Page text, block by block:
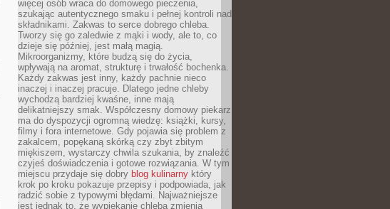
więcej osób wraca do domowego pieczenia,
szukając autentycznego smaku i pełnej kontroli nad
składnikami. Zakwas to serce dobrego chleba.
Tworzy się go zaledwie z mąki i wody, ale to, co
dzieje się później, jest małą magią.
Mikroorganizmy, które budzą się do życia,
wpływają na aromat, strukturę i trwałość bochenka.
Każdy zakwas jest inny, każdy pachnie nieco
inaczej i inaczej pracuje. Dlatego jedne chleby
wychodzą bardziej kwaśne, inne mają
delikatniejszy smak. Współczesny domowy piekarz
ma do dyspozycji ogromną wiedzę: książki, kursy,
filmy i fora internetowe. Gdy pojawia się problem z
zakalcem, popękaną skórką czy zbyt zbitym
miękiszem, wystarczy chwila szukania, by znaleźć
czyjeś doświadczenia i gotowe rozwiązania. W tym
miejscu przydaje się dobry blog kulinarny który
krok po kroku pokazuje przepisy i podpowiada, jak
radzić sobie z typowymi błędami. Najważniejsze
jest jednak to, że wypiekanie chleba zmienia